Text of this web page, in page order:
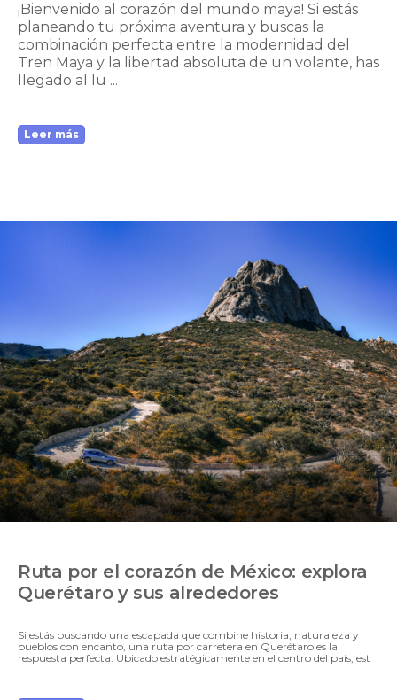
¡Bienvenido al corazón del mundo maya! Si estás
planeando tu próxima aventura y buscas la
combinación perfecta entre la modernidad del
Tren Maya y la libertad absoluta de un volante, has
llegado al lu ...
Leer más
Ruta por el corazón de México: explora
Querétaro y sus alrededores
Si estás buscando una escapada que combine historia, naturaleza y
pueblos con encanto, una ruta por carretera en Querétaro es la
respuesta perfecta. Ubicado estratégicamente en el centro del país, est
...